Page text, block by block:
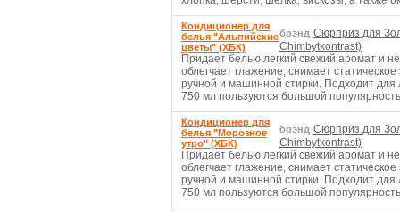
Кондиционер для
белья "Альпийские
цветы" (ХБК)
брэнд Сюрприз для
Chimbytkontrast)
Придает белью легкий свежий аромат и
облегчает глажение, снимает
ручной и машинной стирки. Подходит
750 мл пользуются большой
Кондиционер для
белья "Морозное
утро" (ХБК)
брэнд Сюрприз для
Chimbytkontrast)
Придает белью легкий свежий аромат и
облегчает глажение, снимает
ручной и машинной стирки. Подходит
750 мл пользуются большой